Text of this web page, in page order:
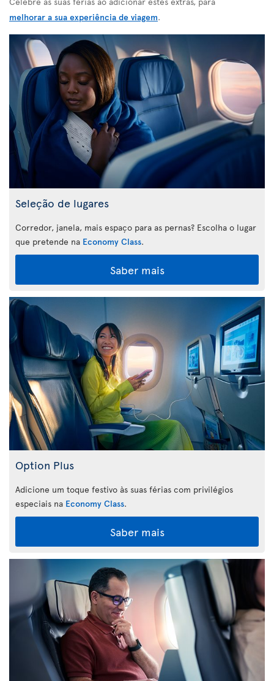
melhorar a sua experiência de viagem.
Seleção de lugares
Corredor, janela, mais espaço para as pernas? Escolha o lugar
que pretende na Economy Class.
Saber mais
Option Plus
Adicione um toque festivo às suas férias com privilégios
especiais na Economy Class.
Saber mais